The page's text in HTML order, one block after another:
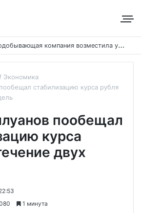
Н
а Кубани золотодобывающая компания возместила ущерб рекам на сумму почти 28 млн рублей
Экономика
стабилизацию курса рубля
пообещал
курса
двух
1 минута